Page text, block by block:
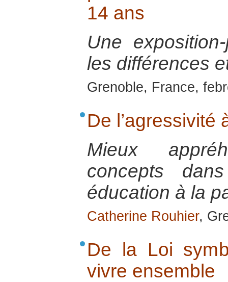
14 ans
Une
les différences
Grenoble, France,
De l’agressivité
Mieux
concepts
éducation à la
Catherine Rouhier,
De la Loi
vivre ensemble